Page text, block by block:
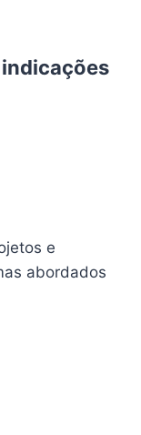
e
abordados